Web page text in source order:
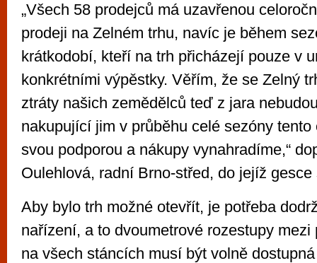
„Všech 58 prodejců má uzavřenou
prodeji na Zelném trhu, navíc je během
krátkodobí, kteří na trh přicházejí pouze v
konkrétními výpěstky. Věřím, že se Zelný
ztráty našich zemědělců teď z jara
nakupující jim v průběhu celé sezóny tento
svou podporou a nákupy vynahradíme,“
Oulehlová, radní Brno-střed, do jejíž
Aby bylo trh možné otevřít, je potřeba
nařízení, a to dvoumetrové rozestupy mezi
na všech stáncích musí být volně